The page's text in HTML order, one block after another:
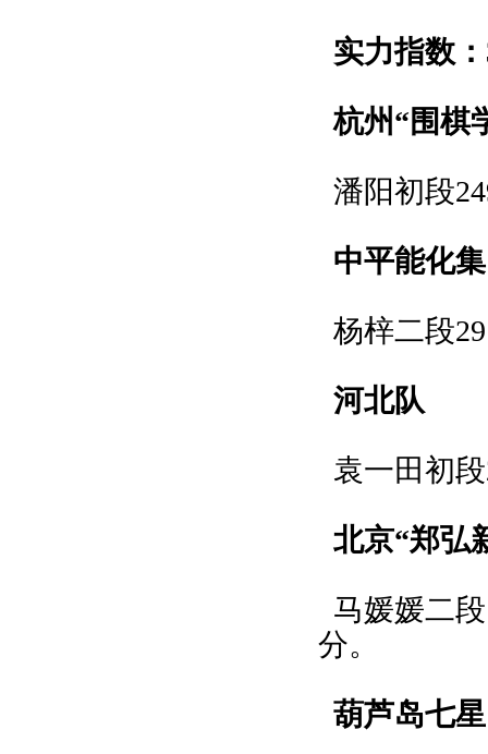
实力指数
杭州“围棋
潘阳初段
中平能化
杨梓二段
河北队
袁一田初
北京“郑弘
马媛媛二
分。
葫芦岛七